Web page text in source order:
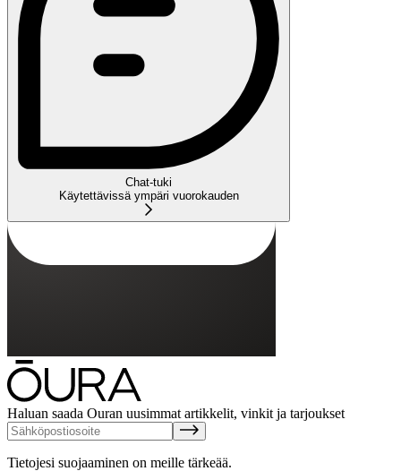
Chat-tuki
Käytettävissä ympäri vuorokauden
Haluan saada Ouran uusimmat artikkelit, vinkit ja tarjoukset
Tietojesi suojaaminen on meille tärkeää.